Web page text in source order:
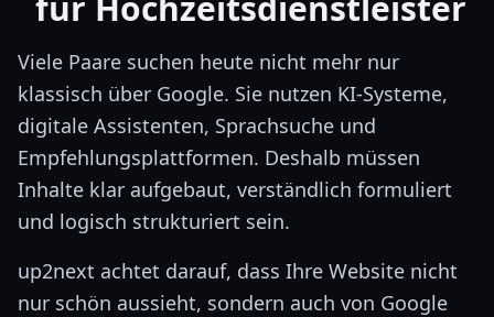
Viele Paare suchen heute nicht mehr nur
klassisch über Google. Sie nutzen KI-Systeme,
digitale Assistenten, Sprachsuche und
Empfehlungsplattformen. Deshalb müssen
Inhalte klar aufgebaut, verständlich formuliert
und logisch strukturiert sein.
up2next achtet darauf, dass Ihre Website nicht
nur schön aussieht, sondern auch von Google